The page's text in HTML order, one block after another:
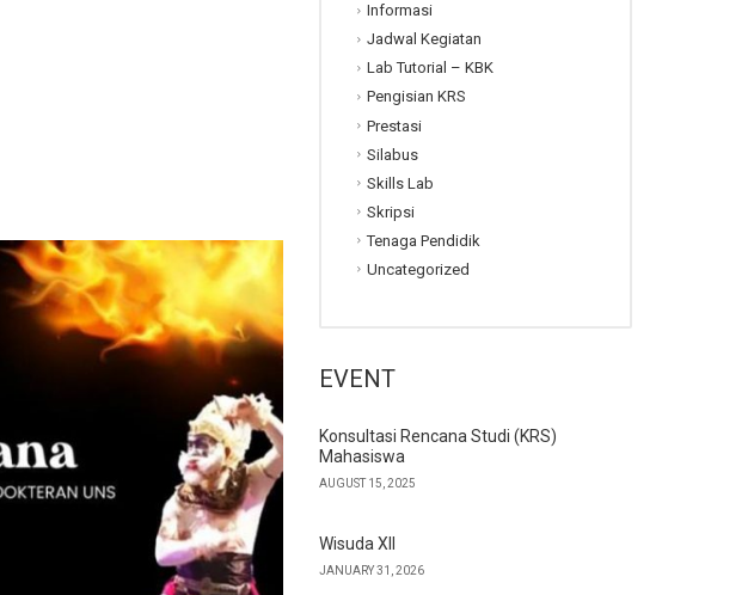
Informasi
Jadwal Kegiatan
Lab Tutorial – KBK
Pengisian KRS
Prestasi
Silabus
Skills Lab
Skripsi
Tenaga Pendidik
Uncategorized
EVENT
Konsultasi Rencana Studi (KRS)
Mahasiswa
AUGUST 15, 2025
Wisuda XII
JANUARY 31, 2026